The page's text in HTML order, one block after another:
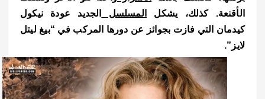
الأقنعة.كذلك، يشكل المسلسل
الجديد عودة نيكول
كيدمان التي فازت بجوائز عن دورها المركب في “بيغ ليتل
لايز”.